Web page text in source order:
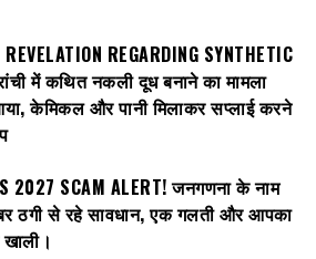
REVELATION REGARDING SYNTHETIC
में कथित नकली दूध बनाने का मामला
केमिकल और पानी मिलाकर सप्लाई करने
2027 SCAM ALERT! जनगणना के नाम
ठगी से रहे सावधान, एक गलती और आपका